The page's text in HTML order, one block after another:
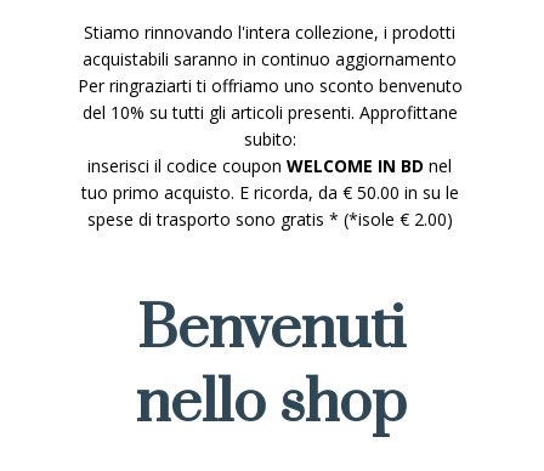
Stiamo rinnovando l'intera collezione, i prodotti
acquistabili saranno in continuo aggiornamento
Per ringraziarti ti offriamo uno sconto benvenuto
del 10% su tutti gli articoli presenti. Approfittane
subito:
inserisci il codice coupon WELCOME IN BD nel
tuo primo acquisto. E ricorda, da € 50.00 in su le
spese di trasporto sono gratis * (*isole € 2.00)
Benvenuti
nello shop